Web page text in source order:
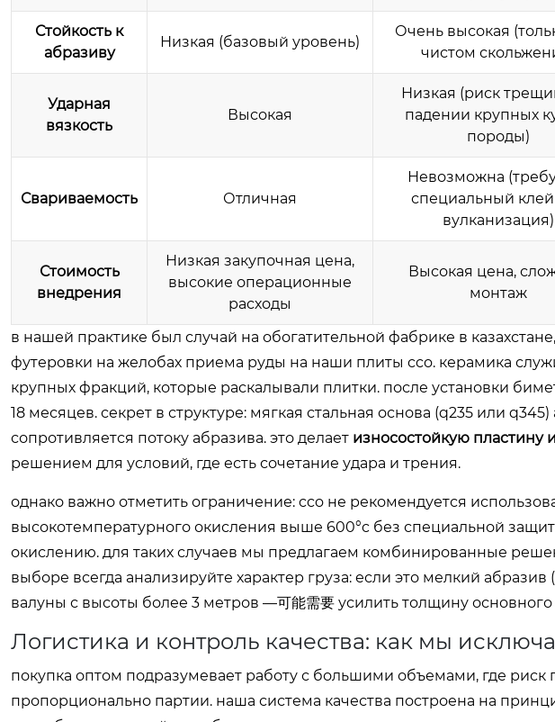
Стойкость к
абразиву
Низкая (базовый уровень)
Очень высокая
чистом
Ударная
вязкость
Высокая
Низкая (риск
падении крупных
породы)
Свариваемость Отличная
Невозможна
специальный
вулканизация)
Стоимость
внедрения
Низкая закупочная цена,
высокие операционные
расходы
Высокая цена,
монтаж
в нашей практике был случай на обогатительной фабрике в
футеровки на желобах приема руды на наши плиты cco. керамика
крупных фракций, которые раскалывали плитки. после установки
18 месяцев. секрет в структуре: мягкая стальная основа (q235 или
сопротивляется потоку абразива. это делает износостойкую пластину
решением для условий, где есть сочетание удара и трения.
однако важно отметить ограничение: cco не рекомендуется
высокотемпературного окисления выше 600°c без специальной
окислению. для таких случаев мы предлагаем комбинированные
выборе всегда анализируйте характер груза: если это мелкий
валуны с высоты более 3 метров —可能需要 усилить толщину
Логистика и контроль качества: как мы
покупка оптом подразумевает работу с большими объемами, где
пропорционально партии. наша система качества построена на